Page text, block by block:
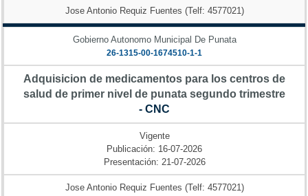
Jose Antonio Requiz Fuentes (Telf: 4577021)
Gobierno Autonomo Municipal De Punata
26-1315-00-1674510-1-1
Adquisicion de medicamentos para los centros de
salud de primer nivel de punata segundo trimestre
- CNC
Vigente
Publicación: 16-07-2026
Presentación: 21-07-2026
Jose Antonio Requiz Fuentes (Telf: 4577021)